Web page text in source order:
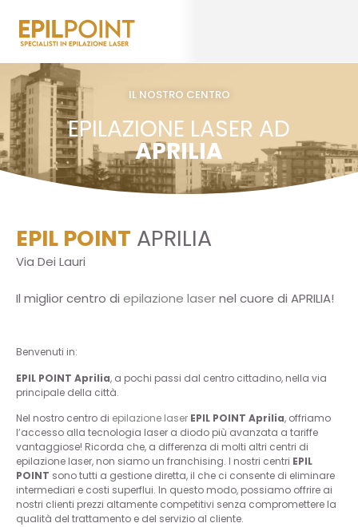
IL NOSTRO CENTRO
EPILAZIONE LASER AD
APRILIA
EPIL POINT APRILIA
Via Dei Lauri
Il miglior centro di epilazione lasernel cuore di APRILIA!
Benvenuti in:
EPIL POINT Aprilia, a pochi passi dal centro cittadino, nella via
principale della città.
Nel nostro centro di epilazione laser EPIL POINT Aprilia, offriamo
l’accesso alla tecnologia laser a diodo più avanzata a tariffe
vantaggiose! Ricorda che, a differenza di molti altri centri di
epilazione laser, non siamo un franchising. I nostri centri EPIL
POINT sono tutti a gestione diretta, il che ci consente di eliminare
intermediari e costi superflui. In questo modo, possiamo offrire ai
nostri clienti prezzi altamente competitivi senza compromettere la
qualità del trattamento e del servizio al cliente.